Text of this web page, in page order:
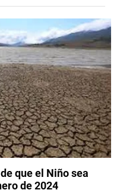
que el Niño sea
de 2024